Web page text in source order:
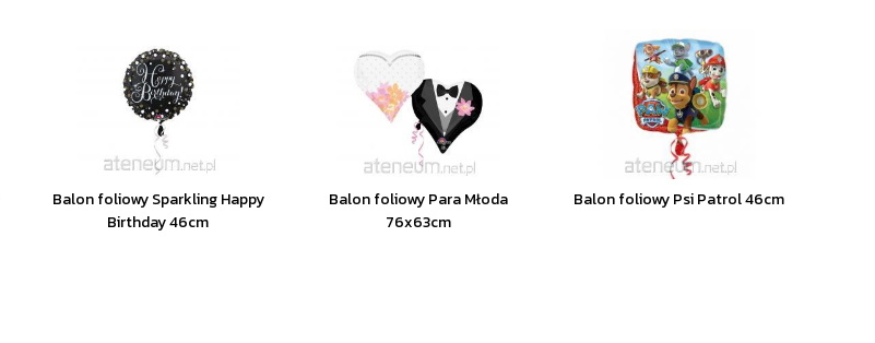
Balon foliowy Sparkling Happy
Birthday 46cm
Balon foliowy Para Młoda
76x63cm
Balon foliowy Psi Patrol 46cm